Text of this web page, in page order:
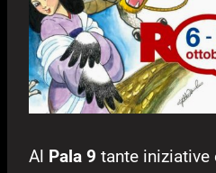
Al Pala 9 tante